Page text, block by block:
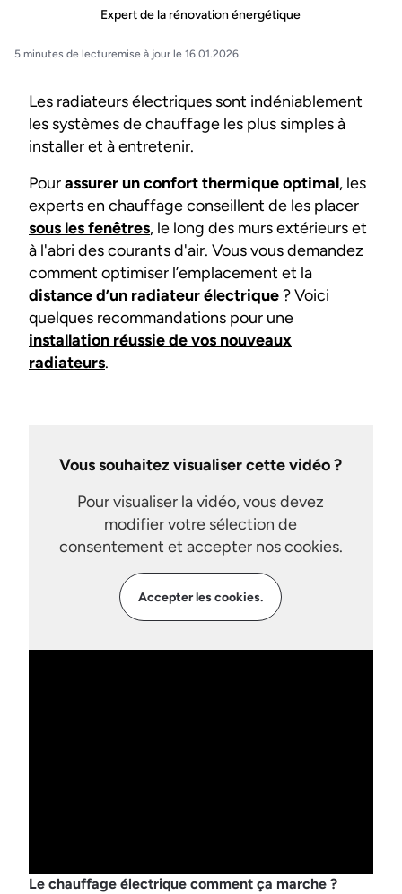
Expert de la rénovation énergétique
5 minutes de lecturemise à jour le 16.01.2026
Les radiateurs électriques sont indéniablement
les systèmes de chauffage les plus simples à
installer et à entretenir.
Pourassurer un confort thermique optimal, les
experts en chauffage conseillent de les placer
sous les fenêtres, le long des murs extérieurs et
à l'abri des courants d'air. Vous vous demandez
comment optimiser l’emplacement et la
distance d’un radiateur électrique? Voici
quelques recommandations pour une
installation réussie de vos nouveaux
radiateurs.
Vous souhaitez visualiser cette vidéo ?
Pour visualiser la vidéo, vous devez
modifier votre sélection de
consentement et accepter nos cookies.
Accepter les cookies.
Le chauffage électrique comment ça marche ?